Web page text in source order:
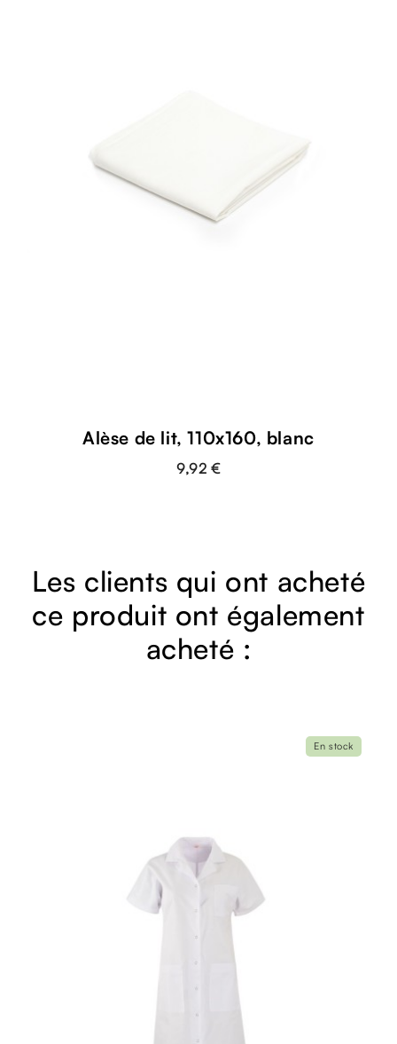
Alèse de lit, 110x160, blanc
9,92 €
Les clients qui ont acheté
ce produit ont également
acheté :
En stock